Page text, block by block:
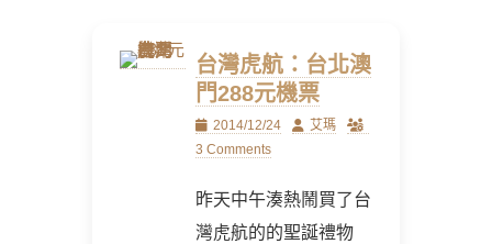
台灣虎航：台北澳
門288元機票
Posted
on
2014/12/24 Author
艾瑪
3 Comments
昨天中午湊熱鬧買了台
灣虎航的的聖誕禮物